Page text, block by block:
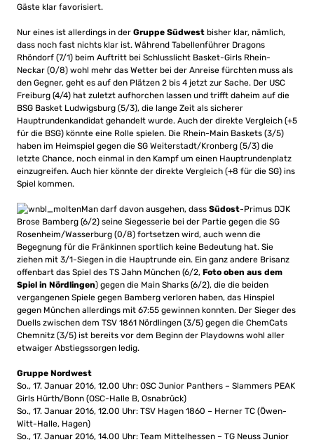
Gäste klar favorisiert.
Nur eines ist allerdings in der Gruppe Südwest bisher klar, nämlich,
dass noch fast nichts klar ist. Während Tabellenführer Dragons
Rhöndorf (7/1) beim Auftritt bei Schlusslicht Basket-Girls Rhein-
Neckar (0/8) wohl mehr das Wetter bei der Anreise fürchten muss als
den Gegner, geht es auf den Plätzen 2 bis 4 jetzt zur Sache. Der USC
Freiburg (4/4) hat zuletzt aufhorchen lassen und trifft daheim auf die
BSG Basket Ludwigsburg (5/3), die lange Zeit als sicherer
Hauptrundenkandidat gehandelt wurde. Auch der direkte Vergleich (+5
für die BSG) könnte eine Rolle spielen. Die Rhein-Main Baskets (3/5)
haben im Heimspiel gegen die SG Weiterstadt/Kronberg (5/3) die
letzte Chance, noch einmal in den Kampf um einen Hauptrundenplatz
einzugreifen. Auch hier könnte der direkte Vergleich (+8 für die SG) ins
Spiel kommen.
Man darf davon ausgehen, dass Südost-Primus DJK
Brose Bamberg (6/2) seine Siegesserie bei der Partie gegen die SG
Rosenheim/Wasserburg (0/8) fortsetzen wird, auch wenn die
Begegnung für die Fränkinnen sportlich keine Bedeutung hat. Sie
ziehen mit 3/1-Siegen in die Hauptrunde ein. Ein ganz andere Brisanz
offenbart das Spiel des TS Jahn München (6/2, Foto oben aus dem
Spiel in Nördlingen) gegen die Main Sharks (6/2), die die beiden
vergangenen Spiele gegen Bamberg verloren haben, das Hinspiel
gegen München allerdings mit 67:55 gewinnen konnten. Der Sieger des
Duells zwischen dem TSV 1861 Nördlingen (3/5) gegen die ChemCats
Chemnitz (3/5) ist bereits vor dem Beginn der Playdowns wohl aller
etwaiger Abstiegssorgen ledig.
Gruppe Nordwest
So., 17. Januar 2016, 12.00 Uhr: OSC Junior Panthers – Slammers PEAK
Girls Hürth/Bonn (OSC-Halle B, Osnabrück)
So., 17. Januar 2016, 12.00 Uhr: TSV Hagen 1860 – Herner TC (Öwen-
Witt-Halle, Hagen)
So., 17. Januar 2016, 14.00 Uhr: Team Mittelhessen – TG Neuss Junior